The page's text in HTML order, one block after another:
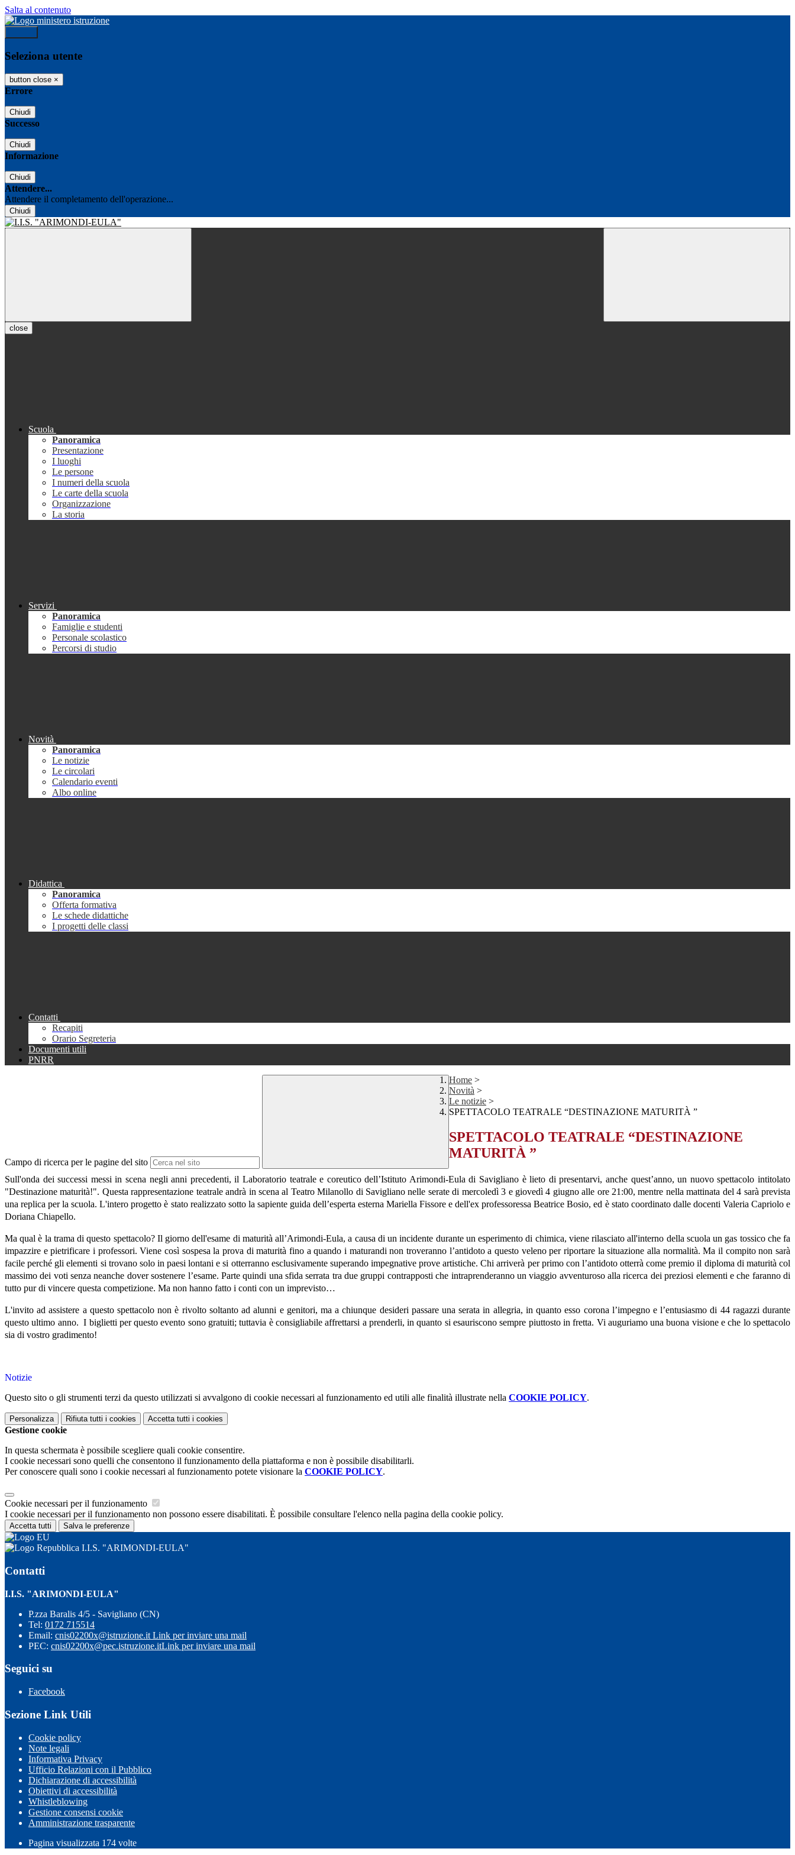
Salta al contenuto
Seleziona utente
button close ×
Errore
Chiudi
Successo
Chiudi
Informazione
Chiudi
Attendere...
Attendere il completamento dell'operazione...
Chiudi
close
Scuola
Panoramica
Presentazione
I luoghi
Le persone
I numeri della scuola
Le carte della scuola
Organizzazione
La storia
Servizi
Panoramica
Famiglie e studenti
Personale scolastico
Percorsi di studio
Novità
Panoramica
Le notizie
Le circolari
Calendario eventi
Albo online
Didattica
Panoramica
Offerta formativa
Le schede didattiche
I progetti delle classi
Contatti
Recapiti
Orario Segreteria
Documenti utili
PNRR
Campo di ricerca per le pagine del sito
Home >
Novità >
Le notizie >
SPETTACOLO TEATRALE “DESTINAZIONE MATURITÀ ”
SPETTACOLO TEATRALE “DESTINAZIONE
MATURITÀ ”
Sull'onda dei successi messi in scena negli anni precedenti, il Laboratorio teatrale e coreutico dell’Istituto Arimondi-Eula di Savigliano è lieto di presentarvi, anche quest’anno, un nuovo spettacolo intitolato
"Destinazione maturità!". Questa rappresentazione teatrale andrà in scena al Teatro Milanollo di Savigliano nelle serate di mercoledì 3 e giovedì 4 giugno alle ore 21:00, mentre nella mattinata del 4 sarà prevista
una replica per la scuola. L'intero progetto è stato realizzato sotto la sapiente guida dell’esperta esterna Mariella Fissore e dell'ex professoressa Beatrice Bosio, ed è stato coordinato dalle docenti Valeria Capriolo e
Doriana Chiapello.
Ma qual è la trama di questo spettacolo? Il giorno dell'esame di maturità all’Arimondi-Eula, a causa di un incidente durante un esperimento di chimica, viene rilasciato all'interno della scuola un gas tossico che fa
impazzire e pietrificare i professori. Viene così sospesa la prova di maturità fino a quando i maturandi non troveranno l’antidoto a questo veleno per riportare la situazione alla normalità. Ma il compito non sarà
facile perché gli elementi si trovano solo in paesi lontani e si otterranno esclusivamente superando impegnative prove artistiche. Chi arriverà per primo con l’antidoto otterrà come premio il diploma di maturità col
massimo dei voti senza neanche dover sostenere l’esame. Parte quindi una sfida serrata tra due gruppi contrapposti che intraprenderanno un viaggio avventuroso alla ricerca dei preziosi elementi e che faranno di
tutto pur di vincere questa competizione. Ma non hanno fatto i conti con un imprevisto…
L'invito ad assistere a questo spettacolo non è rivolto soltanto ad alunni e genitori, ma a chiunque desideri passare una serata in allegria, in quanto esso corona l’impegno e l’entusiasmo di 44 ragazzi durante
questo ultimo anno. I biglietti per questo evento sono gratuiti; tuttavia è consigliabile affrettarsi a prenderli, in quanto si esauriscono sempre piuttosto in fretta. Vi auguriamo una buona visione e che lo spettacolo
sia di vostro gradimento!
Notizie
Questo sito o gli strumenti terzi da questo utilizzati si avvalgono di cookie necessari al funzionamento ed utili alle finalità illustrate nella COOKIE POLICY.
Personalizza Rifiuta tutti i cookies Accetta tutti i cookies
Gestione cookie
In questa schermata è possibile scegliere quali cookie consentire.
I cookie necessari sono quelli che consentono il funzionamento della piattaforma e non è possibile disabilitarli.
Per conoscere quali sono i cookie necessari al funzionamento potete visionare la COOKIE POLICY.
Cookie necessari per il funzionamento
I cookie necessari per il funzionamento non possono essere disabilitati. È possibile consultare l'elenco nella pagina della cookie policy.
Accetta tutti Salva le preferenze
I.I.S. "ARIMONDI-EULA"
Contatti
I.I.S. "ARIMONDI-EULA"
P.zza Baralis 4/5 - Savigliano (CN)
Tel: 0172 715514
Email: cnis02200x@istruzione.it Link per inviare una mail
PEC: cnis02200x@pec.istruzione.itLink per inviare una mail
Seguici su
Facebook
Sezione Link Utili
Cookie policy
Note legali
Informativa Privacy
Ufficio Relazioni con il Pubblico
Dichiarazione di accessibilità
Obiettivi di accessibilità
Whistleblowing
Gestione consensi cookie
Amministrazione trasparente
Pagina visualizzata 174 volte